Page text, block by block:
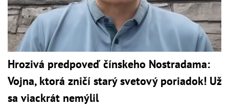
Hrozivá predpoveď čínskeho Nostradama:
Vojna, ktorá zničí starý svetový poriadok! Už
sa viackrát nemýlil